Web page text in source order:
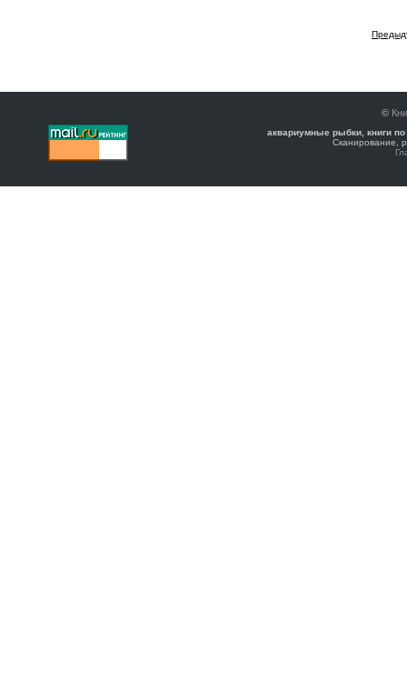
©
аквариумные рыбки, книги
Сканирование,